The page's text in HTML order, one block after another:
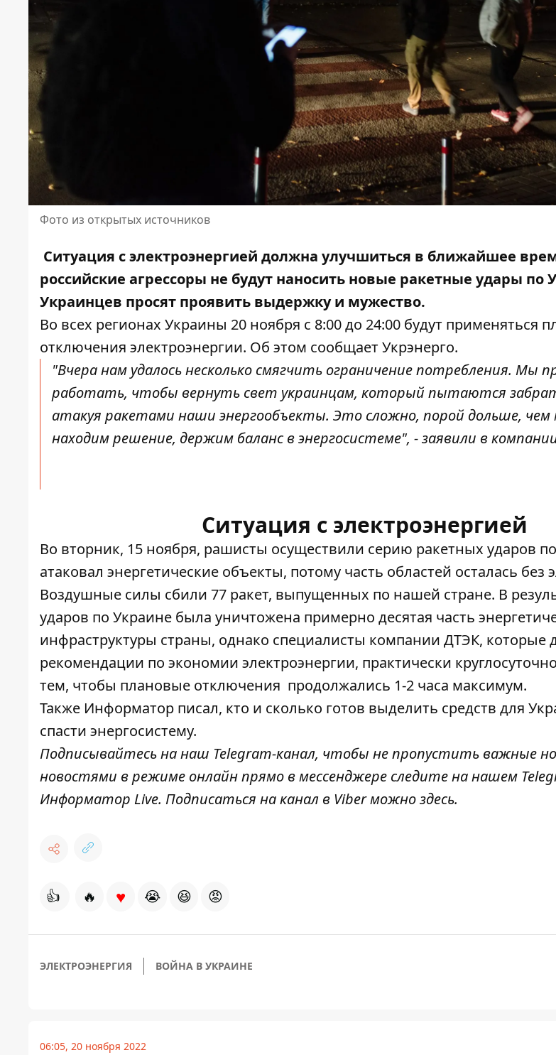
Фото из открытых источников
Ситуация с электроэнергией должна улучшиться в ближайшее
российские агрессоры не будут наносить новые ракетные удары по
Украинцев просят проявить выдержку и мужество.
Во всех регионах Украины 20 ноября с 8:00 до 24:00 будут применяться
отключения электроэнергии. Об этом сообщает Укрэнерго.
"Вчера нам удалось несколько смягчить ограничение потребления. Мы
работать, чтобы вернуть свет украинцам, который пытаются
атакуя ракетами наши энергообъекты. Это сложно, порой дольше,
находим решение, держим баланс в энергосистеме", - заявили в
Ситуация с электроэнергией
Во вторник, 15 ноября, рашисты осуществили серию ракетных ударов
атаковал энергетические объекты, потому часть областей осталась без
Воздушные силы сбили 77 ракет, выпущенных по нашей стране. В
ударов по Украине была уничтожена примерно десятая часть
инфраструктуры страны, однако специалисты компании ДТЭК, которые
рекомендации по экономии электроэнергии, практически
тем, чтобы плановые отключения продолжались 1-2 часа максимум.
Также Информатор писал, кто и сколько готов выделить средств для
спасти энергосистему.
Подписывайтесь на наш Telegram-канал, чтобы не пропустить важные
новостями в режиме онлайн прямо в мессенджере следите на нашем
Информатор Live. Подписаться на канал в Viber можноздесь.
👍 🔥 ♥ 😭 😆 😡
ЭЛЕКТРОЭНЕРГИЯ ВОЙНА В УКРАИНЕ
06:05, 20 ноября 2022